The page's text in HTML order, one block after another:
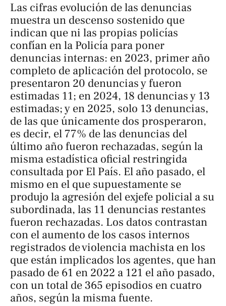
Las cifras evolución de las denuncias
muestra un descenso sostenido que
indican que ni las propias policías
confían en la Policía para poner
denuncias internas: en 2023, primer año
completo de aplicación del protocolo, se
presentaron 20 denuncias y fueron
estimadas 11; en 2024, 18 denuncias y 13
estimadas; y en 2025, solo 13 denuncias,
de las que únicamente dos prosperaron,
es decir, el 77% de las denuncias del
último año fueron rechazadas, según la
misma estadística oficial restringida
consultada por El País. El año pasado, el
mismo en el que supuestamente se
produjo la agresión del exjefe policial a su
subordinada, las 11 denuncias restantes
fueron rechazadas. Los datos contrastan
con el aumento de los casos internos
registrados de violencia machista en los
que están implicados los agentes, que han
pasado de 61 en 2022 a 121 el año pasado,
con un total de 365 episodios en cuatro
años, según la misma fuente.